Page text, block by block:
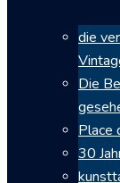
die
Die
Place
30